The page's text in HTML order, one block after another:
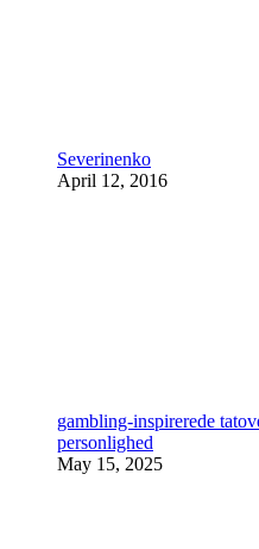
Severinenko
April 12, 2016
gambling-inspirerede
personlighed
May 15, 2025